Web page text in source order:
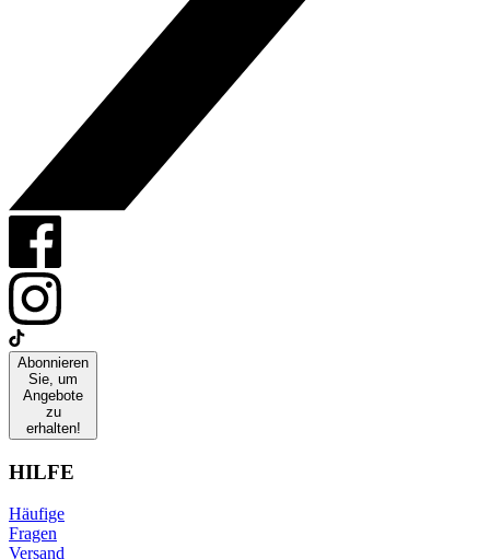
Abonnieren
Sie, um
Angebote
zu
erhalten!
HILFE
Häufige
Fragen
Versand